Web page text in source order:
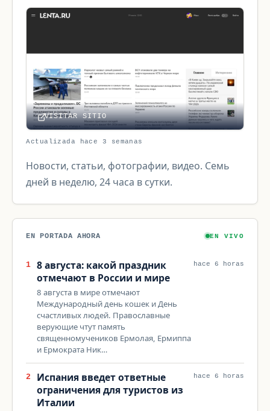
VISITAR SITIO
Actualizada hace 3 semanas
Новости, статьи, фотографии, видео. Семь
дней в неделю, 24 часа в сутки.
EN PORTADA AHORA EN VIVO
1
8 августа: какой праздник
отмечают в России и мире
8 августа в мире отмечают
Международный день кошек и День
счастливых людей. Православные
верующие чтут память
священномучеников Ермолая, Ермиппа
и Ермократа Ник…
hace 6 horas
2
Испания введет ответные
ограничения для туристов из
Италии
hace 6 horas